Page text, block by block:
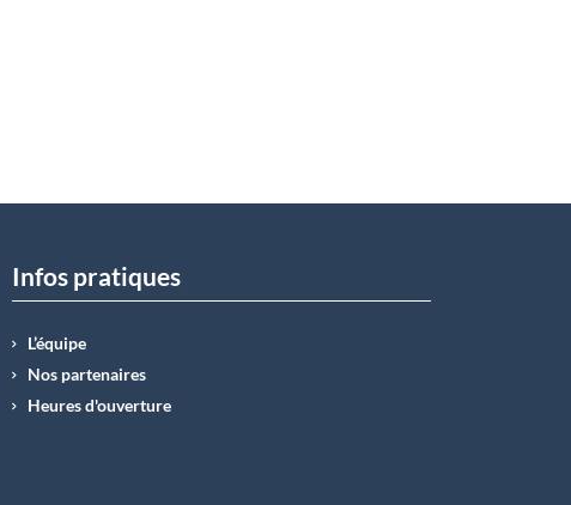
Infos pratiques
L’équipe
Nos partenaires
Heures d'ouverture